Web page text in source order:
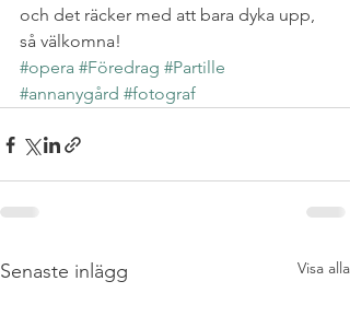
och det räcker med att bara dyka upp,
så välkomna!
#opera #Föredrag #Partille
#annanygård #fotograf
Senaste inlägg Visa alla